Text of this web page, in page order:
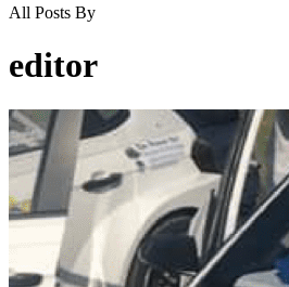
All Posts By
editor